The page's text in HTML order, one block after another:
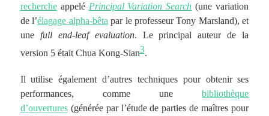
rechercheappelé Principal Variation Search (une variation
de l’élagage alpha-bêta par le professeur Tony Marsland), et
une full end-leaf evaluation. Le principal auteur de la
version 5 était Chua Kong-Sian3.
Il utilise également d’autres techniques pour obtenir ses
performances, comme unebibliothèque
d’ouvertures(générée par l’étude de parties de maîtres pour